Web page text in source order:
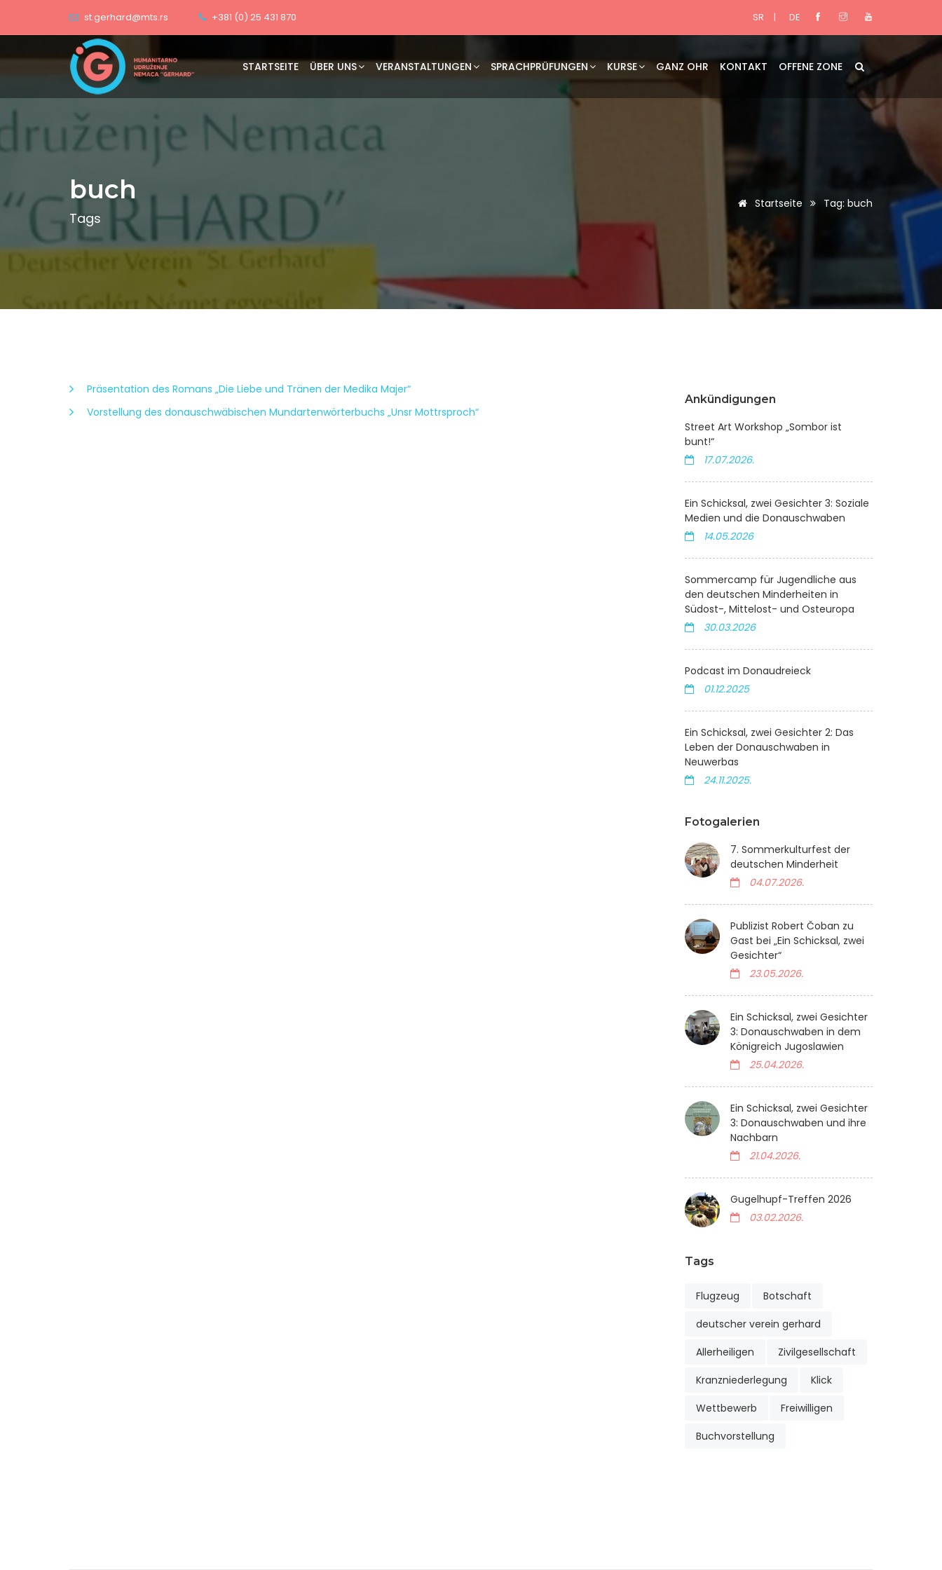
st.gerhard@mts.rs +381 (0) 25 431 870 SR | DE
STARTSEITE ÜBER UNS VERANSTALTUNGEN SPRACHPRÜFUNGEN KURSE GANZ OHR KONTAKT OFFENE ZONE
buch
Tags
Startseite Tag: buch
Präsentation des Romans „Die Liebe und Tränen der Medika Majer“
Vorstellung des donauschwäbischen Mundartenwörterbuchs „Unsr Mottrsproch“
Ankündigungen
Street Art Workshop „Sombor ist
bunt!“
17.07.2026.
Ein Schicksal, zwei Gesichter 3: Soziale
Medien und die Donauschwaben
14.05.2026
Sommercamp für Jugendliche aus
den deutschen Minderheiten in
Südost-, Mittelost- und Osteuropa
30.03.2026
Podcast im Donaudreieck
01.12.2025
Ein Schicksal, zwei Gesichter 2: Das
Leben der Donauschwaben in
Neuwerbas
24.11.2025.
Fotogalerien
7. Sommerkulturfest der
deutschen Minderheit
04.07.2026.
Publizist Robert Čoban zu
Gast bei „Ein Schicksal, zwei
Gesichter“
23.05.2026.
Ein Schicksal, zwei Gesichter
3: Donauschwaben in dem
Königreich Jugoslawien
25.04.2026.
Ein Schicksal, zwei Gesichter
3: Donauschwaben und ihre
Nachbarn
21.04.2026.
Gugelhupf-Treffen 2026
03.02.2026.
Tags
Flugzeug
Botschaft
deutscher verein gerhard
Allerheiligen
Zivilgesellschaft
Kranzniederlegung
Klick
Wettbewerb
Freiwilligen
Buchvorstellung